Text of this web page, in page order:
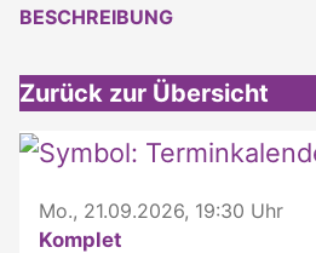
BESCHREIBUNG
Zurück zur Übersicht
Weitere interessante Inhalte
Mo., 21.09.2026, 19:30 Uhr
Komplet